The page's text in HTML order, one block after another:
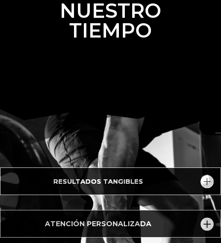
NUESTRO
TIEMPO
RESULTADOS TANGIBLES
ATENCIÓN PERSONALIZADA